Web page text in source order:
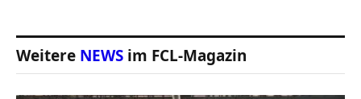
Weitere NEWS im FCL-Magazin